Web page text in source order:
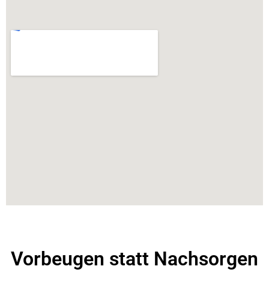
Vorbeugen statt Nachsorgen